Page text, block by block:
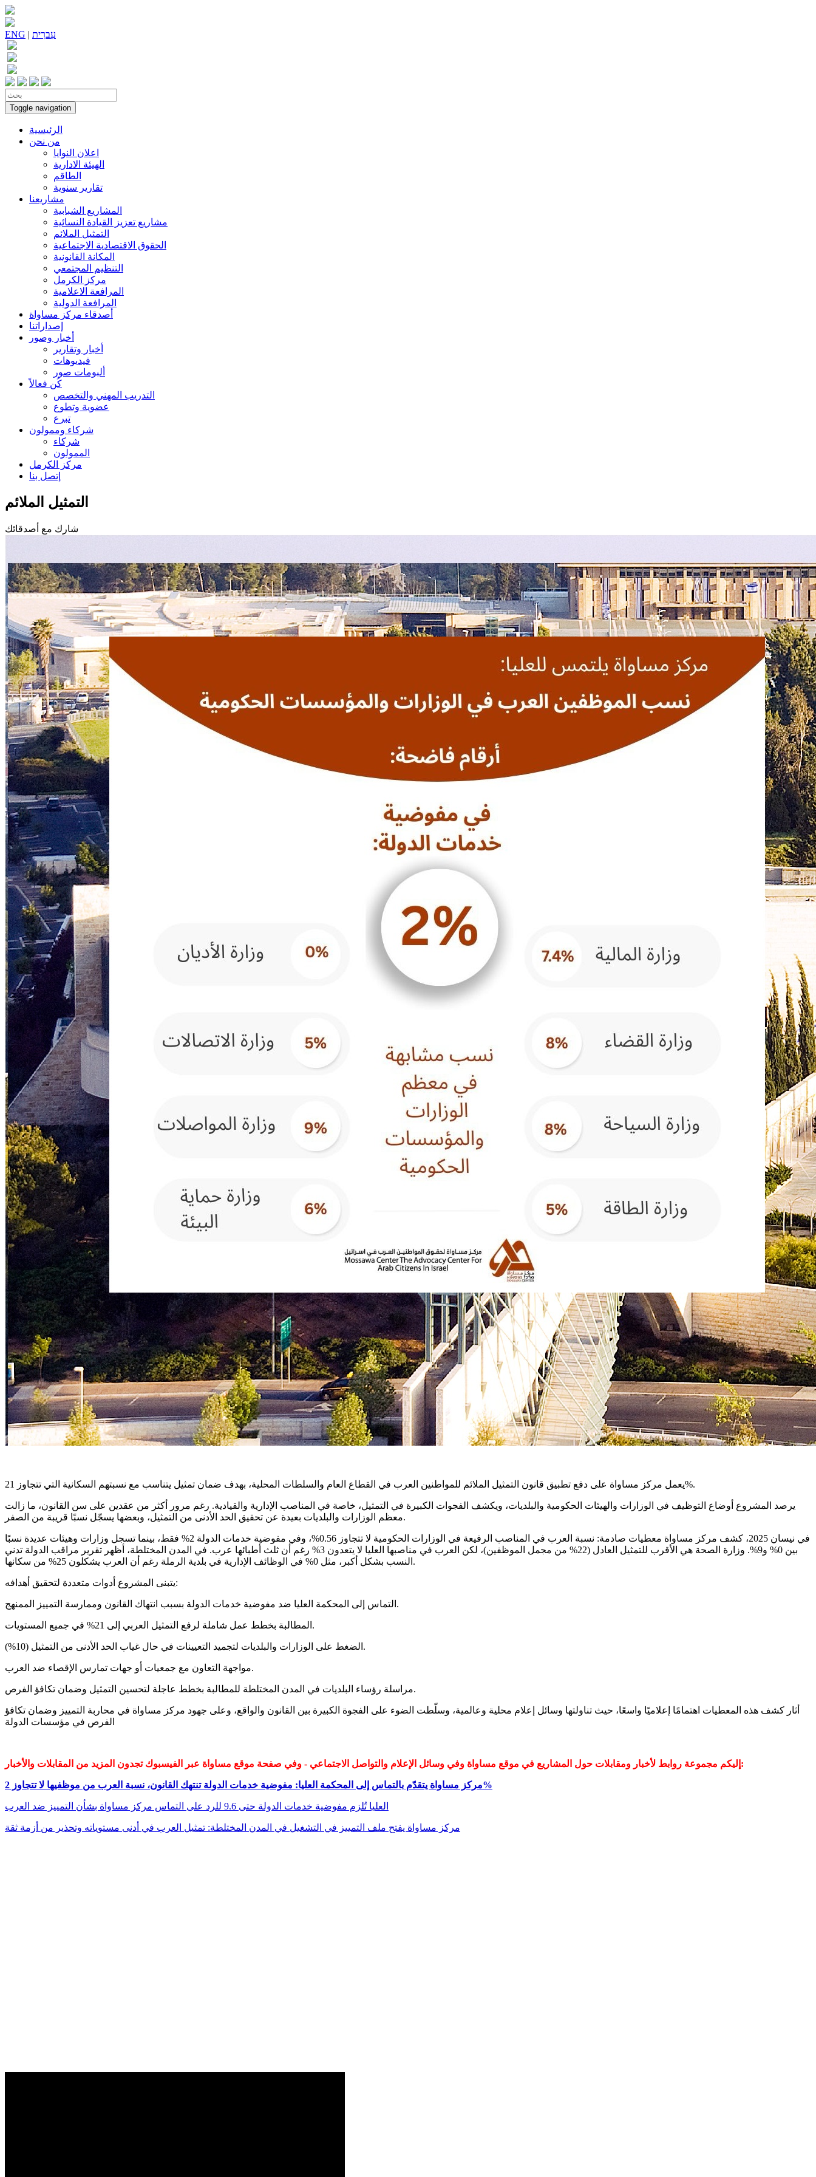
ENG | עִברִית
Toggle navigation
الرئيسية
من نحن
اعلان النوايا
الهيئة الادارية
الطاقم
تقارير سنوية
مشاريعنا
المشاريع الشبابية
مشاريع تعزيز القيادة النسائية
التمثيل الملائم
الحقوق الاقتصادية الاجتماعية
المكانة القانونية
التنظيم المجتمعي
مركز الكرمل
المرافعة الاعلامية
المرافعة الدولية
أصدقاء مركز مساواة
إصداراتنا
أخبار وصور
أخبار وتقارير
فيديوهات
ألبومات صور
كُن فعالاً
التدريب المهني والتخصص
عضوية وتطوع
تبرع
شركاء وممولون
شركاء
الممولون
مركز الكرمل
إتصل بنا
التمثيل الملائم
شارك مع أصدقائك
يعمل مركز مساواة على دفع تطبيق قانون التمثيل الملائم للمواطنين العرب في القطاع العام والسلطات المحلية، بهدف ضمان تمثيل يتناسب مع نسبتهم السكانية التي تتجاوز 21%.
يرصد المشروع أوضاع التوظيف في الوزارات والهيئات الحكومية والبلديات، ويكشف الفجوات الكبيرة في التمثيل، خاصة في المناصب الإدارية والقيادية. رغم مرور أكثر من عقدين على سن القانون، ما زالت
معظم الوزارات والبلديات بعيدة عن تحقيق الحد الأدنى من التمثيل، وبعضها يسجّل نسبًا قريبة من الصفر.
في نيسان 2025، كشف مركز مساواة معطيات صادمة: نسبة العرب في المناصب الرفيعة في الوزارات الحكومية لا تتجاوز 0.56%، وفي مفوضية خدمات الدولة 2% فقط، بينما تسجل وزارات وهيئات عديدة نسبًا
بين 0% و9%. وزارة الصحة هي الأقرب للتمثيل العادل (22% من مجمل الموظفين)، لكن العرب في مناصبها العليا لا يتعدون 3% رغم أن ثلث أطبائها عرب. في المدن المختلطة، أظهر تقرير مراقب الدولة تدني
النسب بشكل أكبر، مثل 0% في الوظائف الإدارية في بلدية الرملة رغم أن العرب يشكلون 25% من سكانها.
يتبنى المشروع أدوات متعددة لتحقيق أهدافه:
التماس إلى المحكمة العليا ضد مفوضية خدمات الدولة بسبب انتهاك القانون وممارسة التمييز الممنهج.
المطالبة بخطط عمل شاملة لرفع التمثيل العربي إلى 21% في جميع المستويات.
الضغط على الوزارات والبلديات لتجميد التعيينات في حال غياب الحد الأدنى من التمثيل (10%).
مواجهة التعاون مع جمعيات أو جهات تمارس الإقصاء ضد العرب.
مراسلة رؤساء البلديات في المدن المختلطة للمطالبة بخطط عاجلة لتحسين التمثيل وضمان تكافؤ الفرص.
أثار كشف هذه المعطيات اهتمامًا إعلاميًا واسعًا، حيث تناولتها وسائل إعلام محلية وعالمية، وسلّطت الضوء على الفجوة الكبيرة بين القانون والواقع، وعلى جهود مركز مساواة في محاربة التمييز وضمان تكافؤ
الفرص في مؤسسات الدولة
إليكم مجموعة روابط لأخبار ومقابلات حول المشاريع في موقع مساواة وفي وسائل الإعلام والتواصل الاجتماعي - وفي صفحة موقع مساواة عبر الفيسبوك تجدون المزيد من المقابلات والأخبار:
مركز مساواة يتقدّم بالتماس إلى المحكمة العليا: مفوضية خدمات الدولة تنتهك القانون، نسبة العرب من موظفيها لا تتجاوز 2%
العليا تُلزم مفوضية خدمات الدولة حتى 9.6 للرد على التماس مركز مساواة بشأن التمييز ضد العرب
مركز مساواة يفتح ملف التمييز في التشغيل في المدن المختلطة: تمثيل العرب في أدنى مستوياته وتحذير من أزمة ثقة